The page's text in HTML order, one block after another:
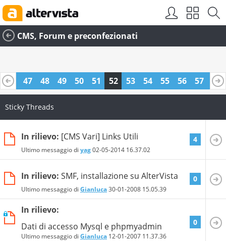
CMS, Forum e preconfezionati
46 47 48 49 50 51 52 53 54 55 56 57
58
Sticky Threads
In rilievo: [CMS Vari] Links Utili
Ultimo messaggio di yag02-05-2014 16.37.02
4
In rilievo: SMF, installazione su AlterVista
Ultimo messaggio di Gianluca30-01-2008 15.05.39
0
In rilievo:
Dati di accesso Mysql e phpmyadmin
Ultimo messaggio di Gianluca 12-01-2007 11.37.36
0